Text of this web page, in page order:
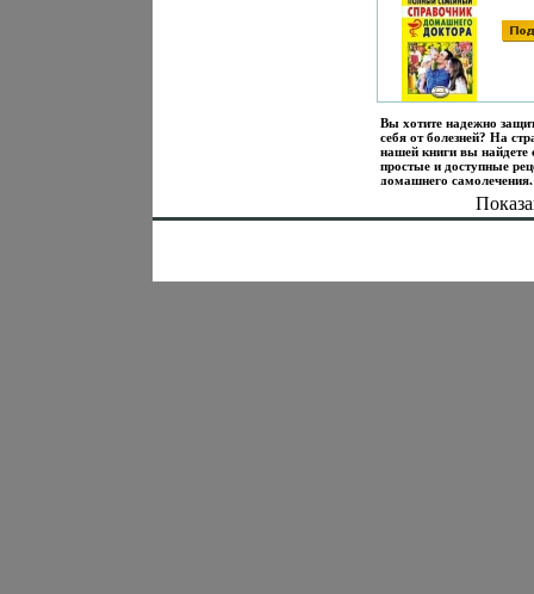
Произведения
осуществляется ООО
Предоставление
Пользователям
ООО "ЛитРес".
Вы хотите надежно
себя от болезней? На
нашей книги вы найдете
простые и доступные
домашнего самолечения,
которые помогут и
взрослому, и пожилому
человекуЭтот
рекомендаций по уходу